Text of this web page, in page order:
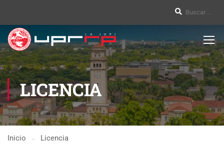
LICENCIA
Inicio Licencia